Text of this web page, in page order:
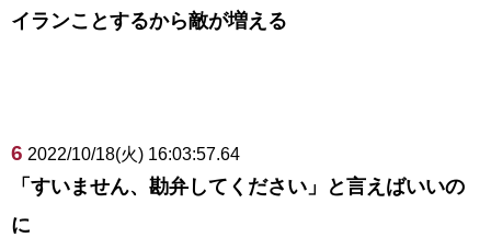
イランことするから敵が増える
6 2022/10/18(火) 16:03:57.64
「すいません、勘弁してください」と言えばいいの
に